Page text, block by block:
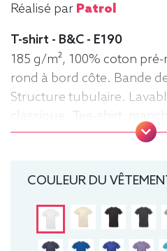
Réalisé par Patrol
T-shirt - B&C - E190
185 g/m², 100% coton
rond à bord côte. Bande
Structure tubulaire.
classique. Tee-shirt,
rond, B&C
COULEUR DU